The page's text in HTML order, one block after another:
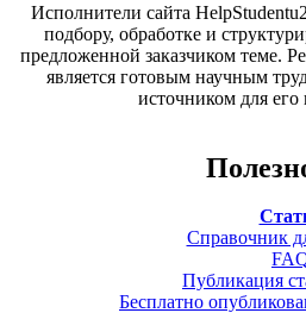
Исполнители сайта
подбору, обработке и
предложенной заказчиком теме.
является готовым научным
источником для его
Справочник
Публикация
Бесплатно